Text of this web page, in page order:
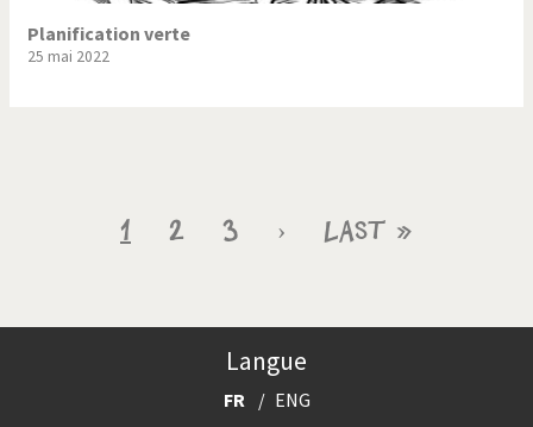
Planification verte
25 mai 2022
Page
1 Page
2 Page
3
Page
›
Dernière
Last »
Langue
FR ENG